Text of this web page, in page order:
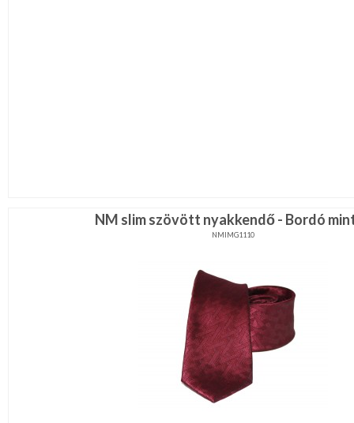
NM slim szövött nyakkendő - Bordó
NMIMG1110